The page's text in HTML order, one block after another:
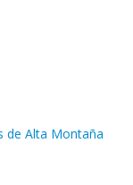
de Alta Montaña